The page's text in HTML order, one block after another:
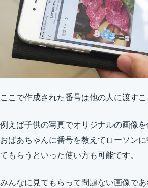
ここで作成された番号は他の人に渡すこ
例えば子供の写真でオリジナルの画像
おばあちゃんに番号を教えてローソン
てもらうといった使い方も可能です。
みんなに見てもらって問題ない画像で